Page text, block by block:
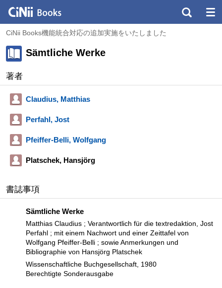
CiNii Books機能統合対応の追加実施をいたしました
Sämtliche Werke
著者
Claudius, Matthias
Perfahl, Jost
Pfeiffer-Belli, Wolfgang
Platschek, Hansjörg
書誌事項
Sämtliche Werke
Matthias Claudius ; Verantwortlich für die textredaktion, Jost
Perfahl ; mit einem Nachwort und einer Zeittafel von
Wolfgang Pfeiffer-Belli ; sowie Anmerkungen und
Bibliographie von Hansjörg Platschek
Wissenschaftliche Buchgesellschaft, 1980
Berechtigte Sonderausgabe